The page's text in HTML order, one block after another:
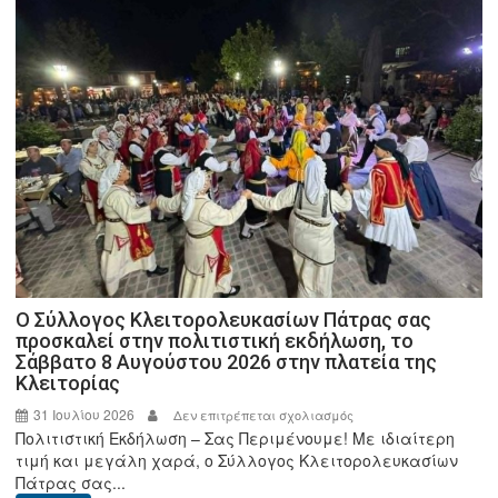
Ο Σύλλογος Κλειτορολευκασίων Πάτρας σας
προσκαλεί στην πολιτιστική εκδήλωση, το
Σάββατο 8 Αυγούστου 2026 στην πλατεία της
Κλειτορίας
31 Ιουλίου 2026 Δεν επιτρέπεται σχολιασμός
Ο
Σύλλογος
Πολιτιστική Εκδήλωση – Σας Περιμένουμε! Με ιδιαίτερη
τιμή και μεγάλη χαρά, ο Σύλλογος Κλειτορολευκασίων
Πάτρας σας...